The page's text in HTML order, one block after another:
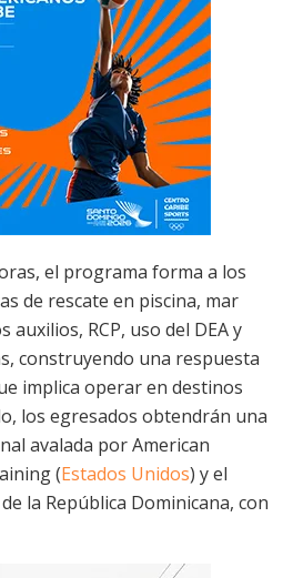
el programa forma a los
de rescate en piscina, mar
RCP, uso del DEA y
construyendo una respuesta
implica operar en destinos
los egresados obtendrán una
avalada por American
(Estados Unidos) y el
la República Dominicana, con